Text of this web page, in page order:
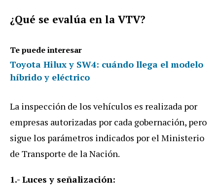
¿Qué se evalúa en la VTV?
Te puede interesar
Toyota Hilux y SW4: cuándo llega el modelo
híbrido y eléctrico
La inspección de los vehículos es realizada por
empresas autorizadas por cada gobernación, pero
sigue los parámetros indicados por el Ministerio
de Transporte de la Nación.
1.- Luces y señalización: